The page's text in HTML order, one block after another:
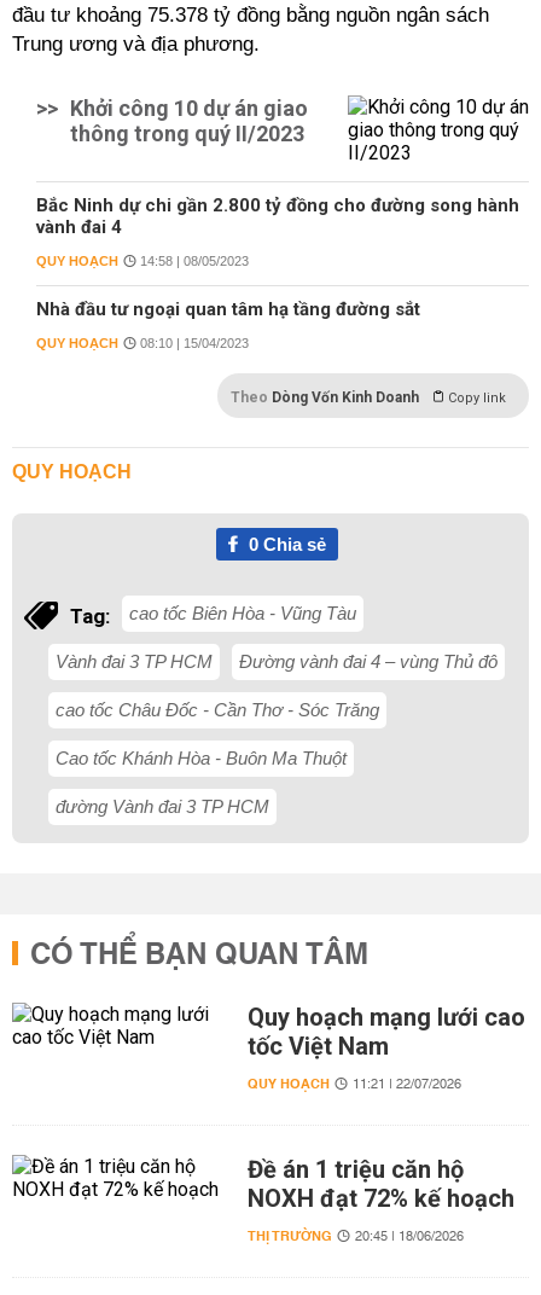
đầu tư khoảng 75.378 tỷ đồng bằng nguồn ngân sách
Trung ương và địa phương.
>> Khởi công 10 dự án giao
thông trong quý II/2023
Bắc Ninh dự chi gần 2.800 tỷ đồng cho đường song hành
vành đai 4
QUY HOẠCH 14:58 | 08/05/2023
Nhà đầu tư ngoại quan tâm hạ tầng đường sắt
QUY HOẠCH 08:10 | 15/04/2023
Theo Dòng Vốn Kinh Doanh Copy link
QUY HOẠCH
0Chia sẻ
Tag: cao tốc Biên Hòa - Vũng Tàu
Vành đai 3 TP HCM Đường vành đai 4 – vùng Thủ đô
cao tốc Châu Đốc - Cần Thơ - Sóc Trăng
Cao tốc Khánh Hòa - Buôn Ma Thuột
đường Vành đai 3 TP HCM
CÓ THỂ BẠN QUAN TÂM
Quy hoạch mạng lưới cao
tốc Việt Nam
QUY HOẠCH 11:21 | 22/07/2026
Đề án 1 triệu căn hộ
NOXH đạt 72% kế hoạch
THỊ TRƯỜNG 20:45 | 18/06/2026